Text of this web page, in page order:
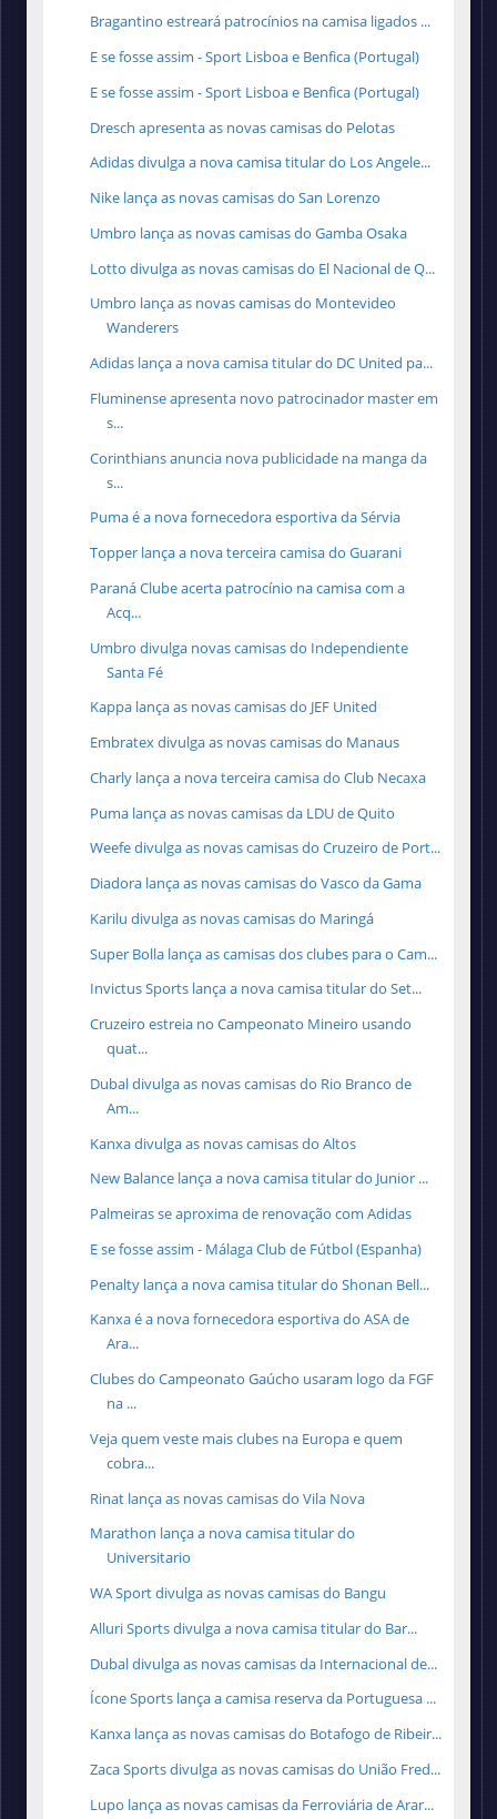
Bragantino estreará patrocínios na camisa ligados ...
E se fosse assim - Sport Lisboa e Benfica (Portugal)
E se fosse assim - Sport Lisboa e Benfica (Portugal)
Dresch apresenta as novas camisas do Pelotas
Adidas divulga a nova camisa titular do Los Angele...
Nike lança as novas camisas do San Lorenzo
Umbro lança as novas camisas do Gamba Osaka
Lotto divulga as novas camisas do El Nacional de Q...
Umbro lança as novas camisas do Montevideo
Wanderers
Adidas lança a nova camisa titular do DC United pa...
Fluminense apresenta novo patrocinador master em
s...
Corinthians anuncia nova publicidade na manga da
s...
Puma é a nova fornecedora esportiva da Sérvia
Topper lança a nova terceira camisa do Guarani
Paraná Clube acerta patrocínio na camisa com a
Acq...
Umbro divulga novas camisas do Independiente
Santa Fé
Kappa lança as novas camisas do JEF United
Embratex divulga as novas camisas do Manaus
Charly lança a nova terceira camisa do Club Necaxa
Puma lança as novas camisas da LDU de Quito
Weefe divulga as novas camisas do Cruzeiro de Port...
Diadora lança as novas camisas do Vasco da Gama
Karilu divulga as novas camisas do Maringá
Super Bolla lança as camisas dos clubes para o Cam...
Invictus Sports lança a nova camisa titular do Set...
Cruzeiro estreia no Campeonato Mineiro usando
quat...
Dubal divulga as novas camisas do Rio Branco de
Am...
Kanxa divulga as novas camisas do Altos
New Balance lança a nova camisa titular do Junior ...
Palmeiras se aproxima de renovação com Adidas
E se fosse assim - Málaga Club de Fútbol (Espanha)
Penalty lança a nova camisa titular do Shonan Bell...
Kanxa é a nova fornecedora esportiva do ASA de
Ara...
Clubes do Campeonato Gaúcho usaram logo da FGF
na ...
Veja quem veste mais clubes na Europa e quem
cobra...
Rinat lança as novas camisas do Vila Nova
Marathon lança a nova camisa titular do
Universitario
WA Sport divulga as novas camisas do Bangu
Alluri Sports divulga a nova camisa titular do Bar...
Dubal divulga as novas camisas da Internacional de...
Ícone Sports lança a camisa reserva da Portuguesa ...
Kanxa lança as novas camisas do Botafogo de Ribeir...
Zaca Sports divulga as novas camisas do União Fred...
Lupo lança as novas camisas da Ferroviária de Arar...